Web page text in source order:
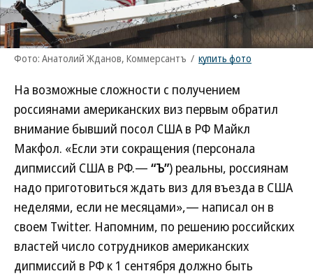
Фото: Анатолий Жданов, Коммерсантъ / купить фото
На возможные сложности с получением
россиянами американских виз первым обратил
внимание бывший посол США в РФ Майкл
Макфол. «Если эти сокращения (персонала
дипмиссий США в РФ.— “Ъ”) реальны, россиянам
надо приготовиться ждать виз для въезда в США
неделями, если не месяцами»,— написал он в
своем Twitter. Напомним, по решению российских
властей число сотрудников американских
дипмиссий в РФ к 1 сентября должно быть